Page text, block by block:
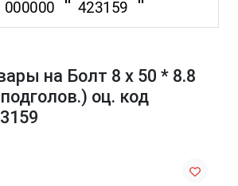
на Болт 8 х 50 * 8.8
оц. код